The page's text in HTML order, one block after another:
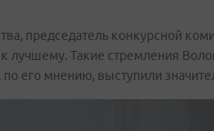
председатель конкурсной
лучшему. Такие стремления
его мнению, выступили